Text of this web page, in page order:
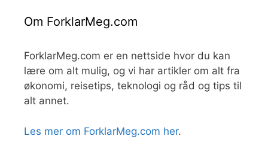
Om ForklarMeg.com
ForklarMeg.com er en nettside hvor du kan
lære om alt mulig, og vi har artikler om alt fra
økonomi, reisetips, teknologi og råd og tips til
alt annet.
Les mer om ForklarMeg.com her.